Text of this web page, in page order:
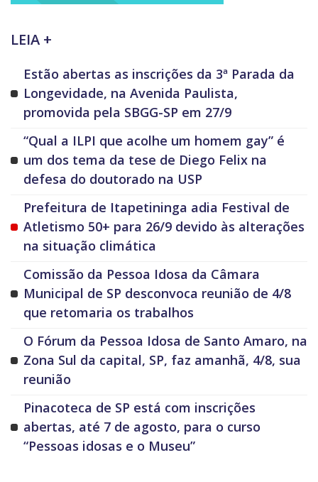
LEIA +
Estão abertas as inscrições da 3ª Parada da
Longevidade, na Avenida Paulista,
promovida pela SBGG-SP em 27/9
“Qual a ILPI que acolhe um homem gay” é
um dos tema da tese de Diego Felix na
defesa do doutorado na USP
Prefeitura de Itapetininga adia Festival de
Atletismo 50+ para 26/9 devido às alterações
na situação climática
Comissão da Pessoa Idosa da Câmara
Municipal de SP desconvoca reunião de 4/8
que retomaria os trabalhos
O Fórum da Pessoa Idosa de Santo Amaro, na
Zona Sul da capital, SP, faz amanhã, 4/8, sua
reunião
Pinacoteca de SP está com inscrições
abertas, até 7 de agosto, para o curso
“Pessoas idosas e o Museu”